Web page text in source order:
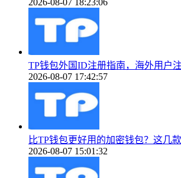
2026-08-07 18:23:06
TP钱包外国ID注册指南，海外用户
2026-08-07 17:42:57
比TP钱包更好用的加密钱包？这几
2026-08-07 15:01:32